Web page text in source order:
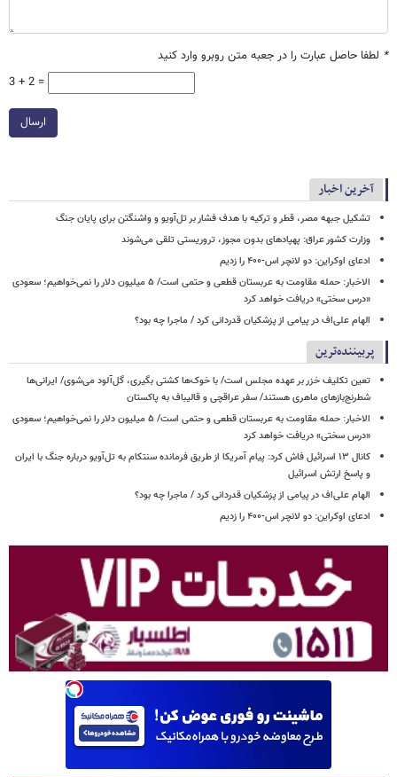
* لطفا حاصل عبارت را در جعبه متن روبرو وارد کنید
3 + 2 =
ارسال
آخرین اخبار
تشکیل جبهه‌ مصر، قطر و ترکیه با هدف فشار بر تل‌آویو و واشنگتن برای پایان جنگ
وزارت کشور عراق: پهپادهای بدون مجوز، تروریستی تلقی می‌شوند
ادعای اوکراین: دو لانچر اس-۴۰۰ را زدیم
الاخبار: حمله مقاومت به عربستان قطعی و حتمی است/ ۵ میلیون دلار را نمی‌خواهیم؛ سعودی
«درس سختی» دریافت خواهد کرد
الهام علی‌اف در پیامی از پزشکیان قدردانی کرد / ماجرا چه بود؟
پربیننده‌ترین
تعین تکلیف خزر بر عهده مجلس است/ با خوک‌ها کشتی بگیری، گل‌آلود می‌شوی/ ایرانی‌ها
شطرنج‌بازهای ماهری هستند/ سفر عراقچی و قالیباف به پاکستان
الاخبار: حمله مقاومت به عربستان قطعی و حتمی است/ ۵ میلیون دلار را نمی‌خواهیم؛ سعودی
«درس سختی» دریافت خواهد کرد
کانال ۱۳ اسرائیل فاش کرد: پیام آمریکا از طریق فرمانده سنتکام به تل‌آویو درباره جنگ با ایران
و پاسخ ارتش اسرائیل
الهام علی‌اف در پیامی از پزشکیان قدردانی کرد / ماجرا چه بود؟
ادعای اوکراین: دو لانچر اس-۴۰۰ را زدیم